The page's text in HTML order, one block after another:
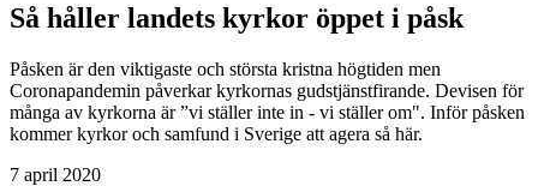
Så håller landets kyrkor öppet i påsk
Påsken är den viktigaste och största kristna högtiden men
Coronapandemin påverkar kyrkornas gudstjänstfirande. Devisen för
många av kyrkorna är ”vi ställer inte in - vi ställer om". Inför påsken
kommer kyrkor och samfund i Sverige att agera så här.
7 april 2020